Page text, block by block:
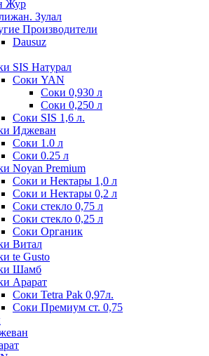
Жур
Зулал
Производители
Dausuz
SIS Натурал
Соки YAN
Соки 0,930 л
Соки 0,250 л
Соки SIS 1,6 л.
Иджеван
Соки 1.0 л
Соки 0.25 л
Noyan Premium
Соки и Нектары 1,0 л
Соки и Нектары 0,2 л
Соки стекло 0,75 л
Соки стекло 0,25 л
Соки Органик
Витал
te Gusto
Шамб
Арарат
Соки Tetra Pak 0,97л.
Соки Премиум ст. 0,75